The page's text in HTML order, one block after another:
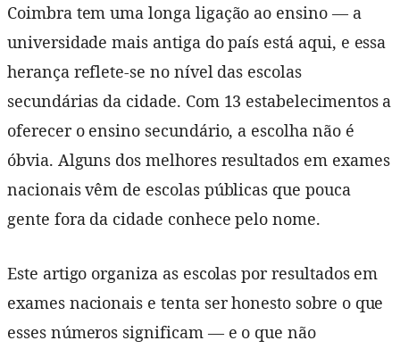
Coimbra tem uma longa ligação ao ensino — a
universidade mais antiga do país está aqui, e essa
herança reflete-se no nível das escolas
secundárias da cidade. Com 13 estabelecimentos a
oferecer o ensino secundário, a escolha não é
óbvia. Alguns dos melhores resultados em exames
nacionais vêm de escolas públicas que pouca
gente fora da cidade conhece pelo nome.
Este artigo organiza as escolas por resultados em
exames nacionais e tenta ser honesto sobre o que
esses números significam — e o que não